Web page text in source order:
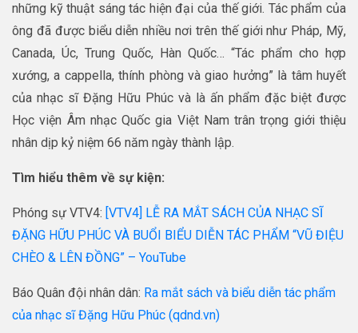
những kỹ thuật sáng tác hiện đại của thế giới. Tác phẩm của
ông đã được biểu diễn nhiều nơi trên thế giới như Pháp, Mỹ,
Canada, Úc, Trung Quốc, Hàn Quốc… “Tác phẩm cho hợp
xướng, a cappella, thính phòng và giao hưởng” là tâm huyết
của nhạc sĩ Đặng Hữu Phúc và là ấn phẩm đặc biệt được
Học viện Âm nhạc Quốc gia Việt Nam trân trọng giới thiệu
nhân dịp kỷ niệm 66 năm ngày thành lập.
Tìm hiểu thêm về sự kiện:
Phóng sự VTV4: [VTV4] LỄ RA MẮT SÁCH CỦA NHẠC SĨ
ĐẶNG HỮU PHÚC VÀ BUỔI BIỂU DIỄN TÁC PHẨM “VŨ ĐIỆU
CHÈO & LÊN ĐỒNG” – YouTube
Báo Quân đội nhân dân: Ra mắt sách và biểu diễn tác phẩm
của nhạc sĩ Đặng Hữu Phúc (qdnd.vn)